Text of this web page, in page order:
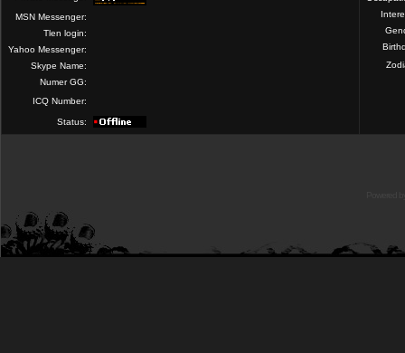
MSN Messenger:
Tlen login:
Yahoo Messenger:
Skype Name:
Numer GG:
ICQ Number:
Status: